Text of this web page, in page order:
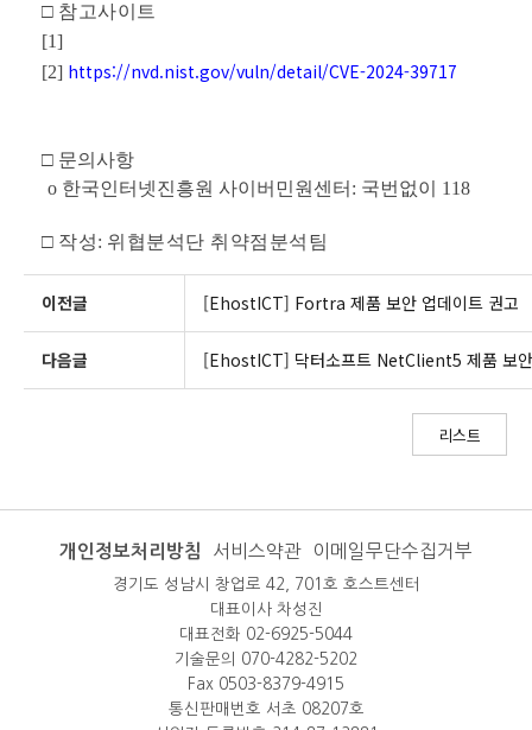
□ 참고사이트
[1]
[2] https://nvd.nist.gov/vuln/detail/CVE-2024-39717
□ 문의사항
o 한국인터넷진흥원 사이버민원센터 : 국번없이 118
□ 작성: 위협분석단 취약점분석팀
이전글 [EhostICT] Fortra 제품 보안 업데이트 권고
다음글 [EhostICT] 닥터소프트 NetClient5 제품 보
리스트
개인정보처리방침 서비스약관 이메일무단수집거부
경기도 성남시 창업로 42, 701호 호스트센터
대표이사 차성진
대표전화 02-6925-5044
기술문의 070-4282-5202
Fax 0503-8379-4915
통신판매번호 서초 08207호